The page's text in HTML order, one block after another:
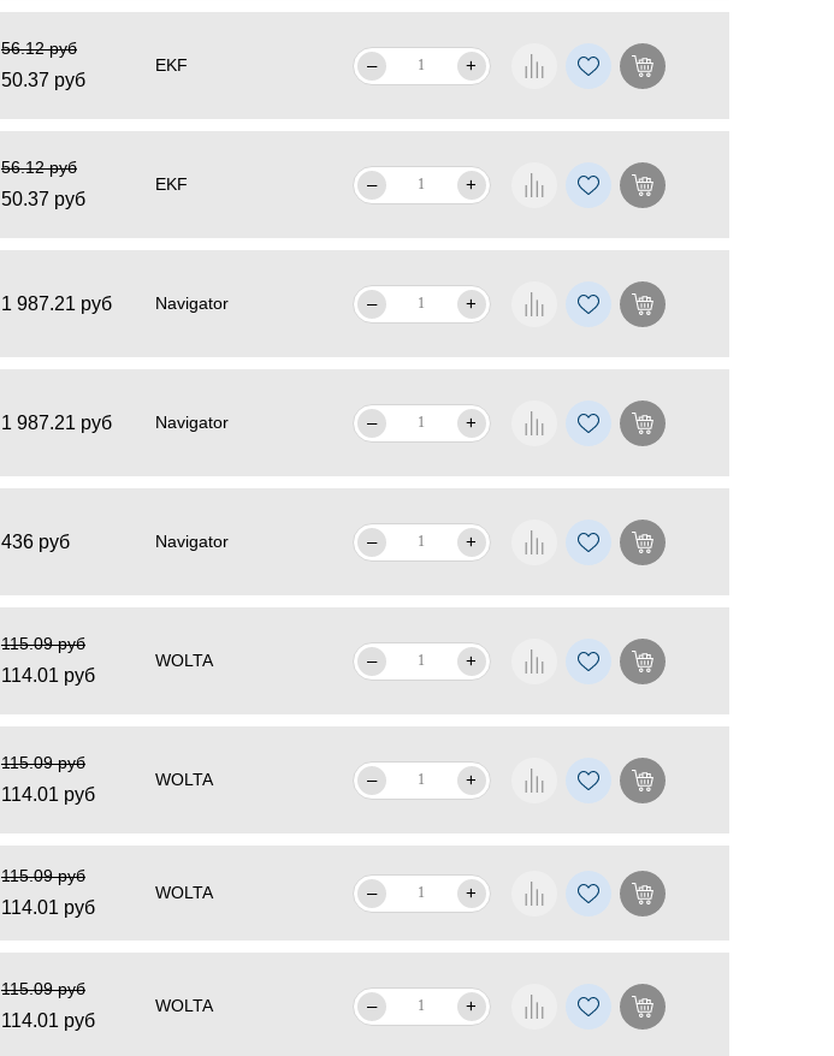
56.12 руб
50.37 руб
EKF – +
56.12 руб
50.37 руб
EKF – +
1 987.21 руб Navigator – +
1 987.21 руб Navigator – +
436 руб Navigator – +
115.09 руб
114.01 руб
WOLTA – +
115.09 руб
114.01 руб
WOLTA – +
115.09 руб
114.01 руб
WOLTA – +
115.09 руб
114.01 руб
WOLTA – +